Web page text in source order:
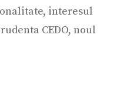
, interesul
CEDO, noul